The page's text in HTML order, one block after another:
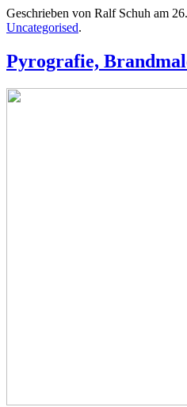
Geschrieben von Ralf Schuh am
Uncategorised.
Pyrografie,